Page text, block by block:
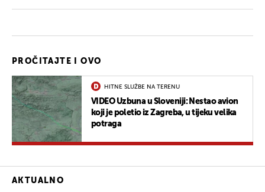
PROČITAJTE I OVO
HITNE SLUŽBE NA TERENU
VIDEO Uzbuna u Sloveniji: Nestao avion
koji je poletio iz Zagreba, u tijeku velika
potraga
AKTUALNO